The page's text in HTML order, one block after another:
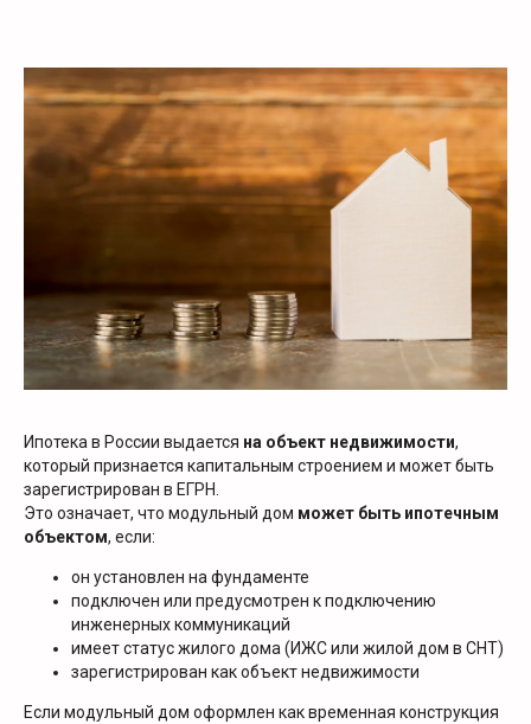
Ипотека в России выдается на объект недвижимости,
который признается капитальным строением и может быть
зарегистрирован в ЕГРН.
Это означает, что модульный дом может быть ипотечным
объектом, если:
он установлен на фундаменте
подключен или предусмотрен к подключению
инженерных коммуникаций
имеет статус жилого дома (ИЖС или жилой дом в СНТ)
зарегистрирован как объект недвижимости
Если модульный дом оформлен как временная конструкция